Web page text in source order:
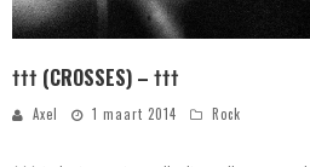
††† (CROSSES) – †††
Axel 1 maart 2014 Rock